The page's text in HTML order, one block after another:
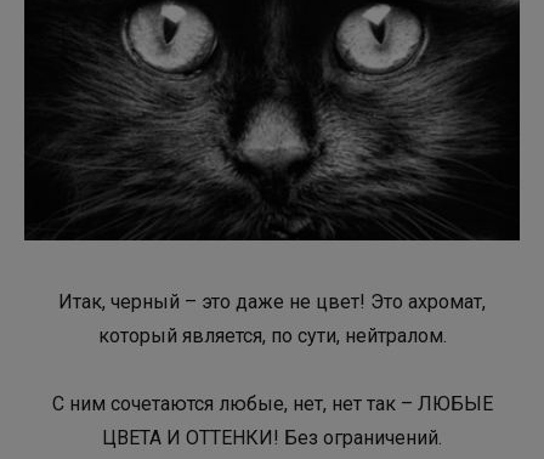
Итак, черный – это даже не цвет! Это ахромат,
который является, по сути, нейтралом.
С ним сочетаются любые, нет, нет так – ЛЮБЫЕ
ЦВЕТА И ОТТЕНКИ! Без ограничений.